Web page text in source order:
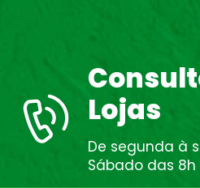
Lojas
De segunda à
Sábado das 8h